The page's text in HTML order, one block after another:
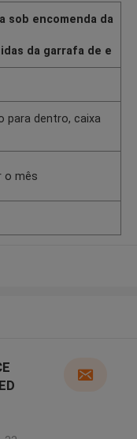
sob encomenda da
da garrafa de e
para dentro, caixa
o mês